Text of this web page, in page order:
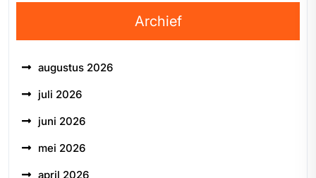
Archief
augustus 2026
juli 2026
juni 2026
mei 2026
april 2026